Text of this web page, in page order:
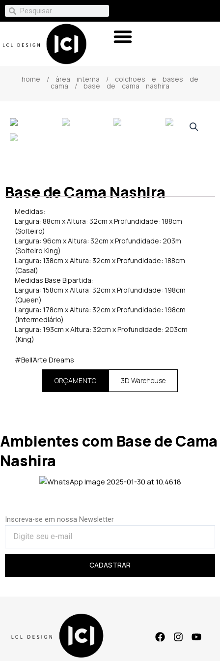
home / área interna / colchões e bases de
cama / base de cama nashira
Base de Cama Nashira
Medidas:
Largura: 88cm x Altura: 32cm x Profundidade: 188cm
(Solteiro)
Largura: 96cm x Altura: 32cm x Profundidade: 203m
(Solteiro King)
Largura: 138cm x Altura: 32cm x Profundidade: 188cm
(Casal)
Medidas Base Bipartida:
Largura: 158cm x Altura: 32cm x Profundidade: 198cm
(Queen)
Largura: 178cm x Altura: 32cm x Profundidade: 198cm
(Intermediário)
Largura: 193cm x Altura: 32cm x Profundidade: 203cm
(King)
#Bell’Arte Dreams
ORÇAMENTO 3D Warehouse
Ambientes com Base de Cama
Nashira
Inscreva-se em nossa Newsletter
CADASTRAR